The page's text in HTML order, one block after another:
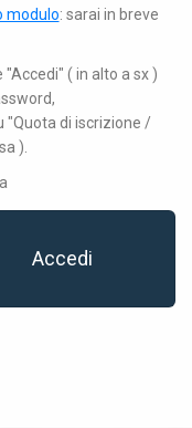
modulo: sarai in breve
( in alto a sx )
"Quota di iscrizione /
).
Accedi